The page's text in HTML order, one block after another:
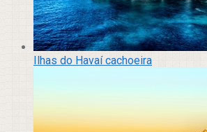
Ilhas do Havaí cachoeira